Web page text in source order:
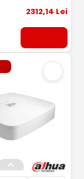
2312,14 Lei